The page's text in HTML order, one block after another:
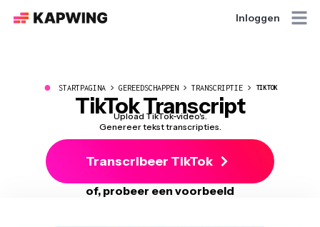
Inloggen
● STARTPAGINA GEREEDSCHAPPEN TRANSCRIPTIE TIKTOK
TikTok Transcript
Upload TikTok-video's.
Genereer tekst transcripties.
Transcribeer TikTok
of, probeer een voorbeeld